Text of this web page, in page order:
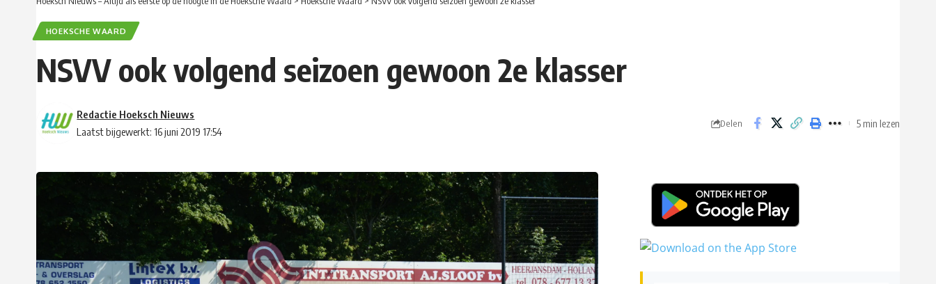
HOEKSCHE WAARD
NSVV ook volgend seizoen gewoon 2e klasser
Laatst bijgewerkt: 16 juni 2019 17:54
Redactie Hoeksch Nieuws
Delen 5 min lezen